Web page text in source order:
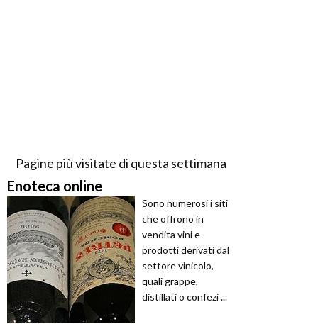
Pagine più visitate di questa settimana
Enoteca online
Sono numerosi i siti
che offrono in
vendita vini e
prodotti derivati dal
settore vinicolo,
quali grappe,
distillati o confezi ...